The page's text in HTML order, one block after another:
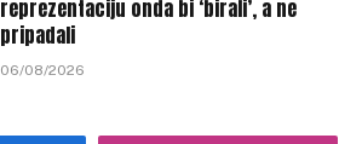
reprezentaciju onda bi ‘birali’, a ne
pripadali
06/08/2026